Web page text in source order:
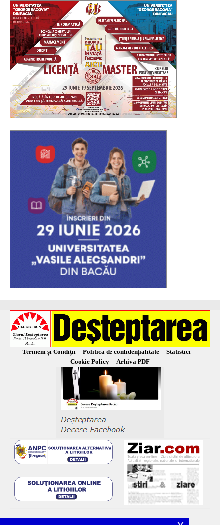
Termeni și Condiții Politica de confidențialitate
Statistici
Cookie Policy
Arhiva PDF